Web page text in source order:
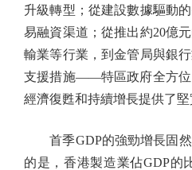
升級轉型；從建設數據驅動
易融資渠道；從推出約20億
輸業等行業，到金管局與銀
支援措施——特區政府全方位
經濟復甦和持續增長提供了堅
首季GDP的強勁增長固然
的是，香港製造業佔GDP的